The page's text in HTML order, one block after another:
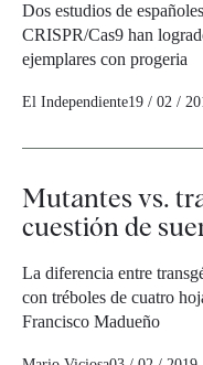
Dos estudios de
CRISPR/Cas9 han
ejemplares con progeria
El Independiente19 / 02 /
Mutantes vs.
cuestión de
La diferencia entre
con tréboles de cuatro
Francisco Madueño